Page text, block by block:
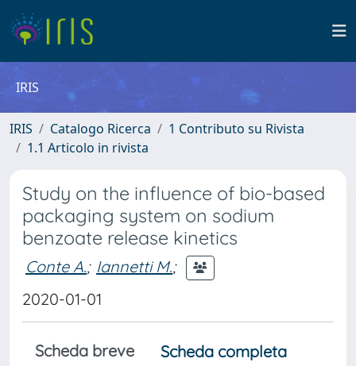
IRIS
IRIS Catalogo Ricerca
1 Contributo su Rivista
1.1 Articolo in rivista
Study on the influence of bio-based
packaging system on sodium
benzoate release kinetics
Conte A.; Iannetti M.;
2020-01-01
Scheda breve
Scheda completa